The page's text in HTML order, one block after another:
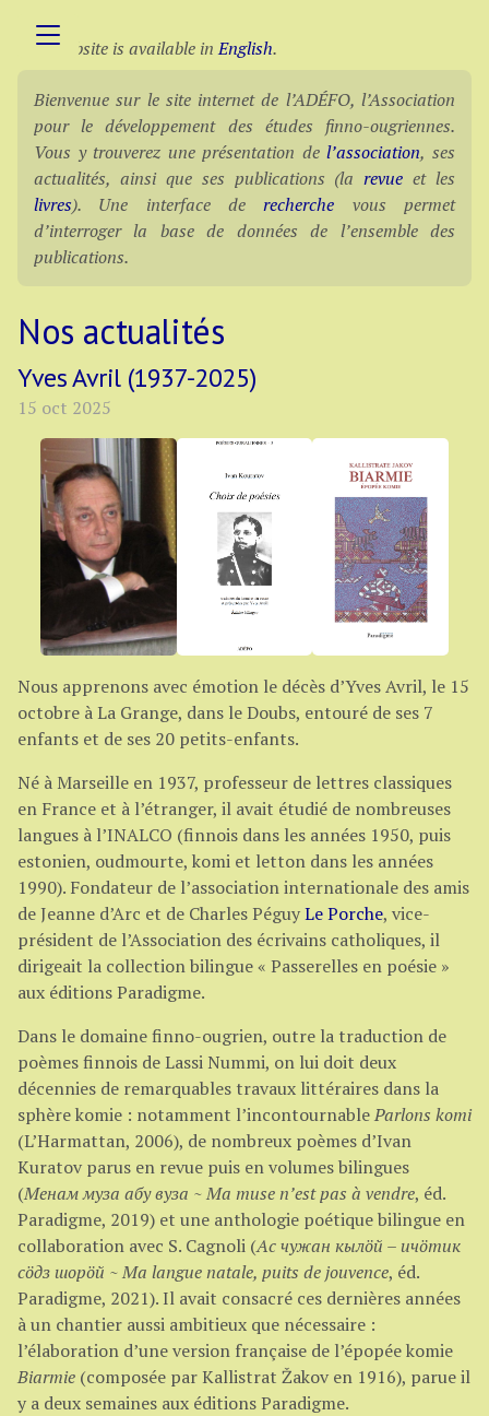
This website is available inEnglish.
Bienvenue sur le site internet de l’ADÉFO, l’Association
pour le développement des études finno-ougriennes.
Vous y trouverez une présentation del’association, ses
actualités, ainsi que ses publications (larevue et les
livres). Une interface derecherche vous permet
d’interroger la base de données de l’ensemble des
publications.
Nos actualités
Yves Avril (1937-2025)
15 oct 2025
Nous apprenons avec émotion le décès d’Yves Avril, le 15
octobre à La Grange, dans le Doubs, entouré de ses 7
enfants et de ses 20 petits-enfants.
Né à Marseille en 1937, professeur de lettres classiques
en France et à l’étranger, il avait étudié de nombreuses
langues à l’INALCO (finnois dans les années 1950, puis
estonien, oudmourte, komi et letton dans les années
1990). Fondateur de l’association internationale des amis
de Jeanne d’Arc et de Charles PéguyLe Porche, vice-
président de l’Association des écrivains catholiques, il
dirigeait la collection bilingue « Passerelles en poésie »
aux éditions Paradigme.
Dans le domaine finno-ougrien, outre la traduction de
poèmes finnois de Lassi Nummi, on lui doit deux
décennies de remarquables travaux littéraires dans la
sphère komie : notamment l’incontournableParlons komi
(L’Harmattan, 2006), de nombreux poèmes d’Ivan
Kuratov parus en revue puis en volumes bilingues
(Mенам муза абу вуза ~Ma muse n’est pas à vendre, éd.
Paradigme, 2019) et une anthologie poétique bilingue en
collaboration avec S. Cagnoli (Ас чужан кылöй – ичöтик
сöдз шорöй ~ Ma langue natale, puits de jouvence, éd.
Paradigme, 2021). Il avait consacré ces dernières années
à un chantier aussi ambitieux que nécessaire :
l’élaboration d’une version française de l’épopée komie
Biarmie (composée par Kallistrat Žakov en 1916), parue il
y a deux semaines aux éditions Paradigme.